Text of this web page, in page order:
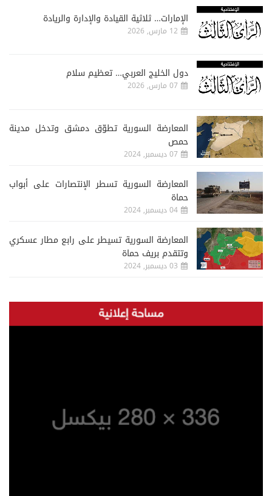
الإمارات… ثلاثية القيادة والإدارة والريادة
12 مارس, 2026
دول الخليج العربي… تعظيم سلام
07 مارس, 2026
المعارضة السورية تطوّق دمشق وتدخل مدينة
حمص
07 ديسمبر, 2024
المعارضة السورية تسطر الإنتصارات على أبواب
حماة
04 ديسمبر, 2024
المعارضة السورية تسيطر على رابع مطار عسكري
وتتقدم بريف حماة
03 ديسمبر, 2024